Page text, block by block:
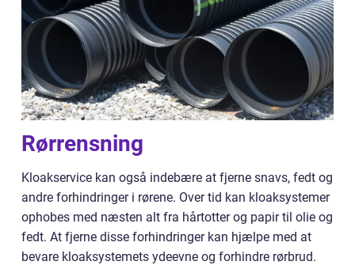
Rørrensning
Kloakservice kan også indebære at fjerne snavs, fedt og
andre forhindringer i rørene. Over tid kan kloaksystemer
ophobes med næsten alt fra hårtotter og papir til olie og
fedt. At fjerne disse forhindringer kan hjælpe med at
bevare kloaksystemets ydeevne og forhindre rørbrud.